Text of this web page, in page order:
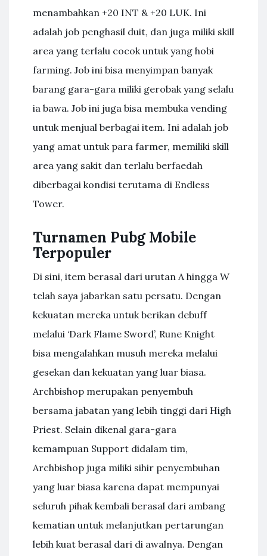
menambahkan +20 INT & +20 LUK. Ini
adalah job penghasil duit, dan juga miliki skill
area yang terlalu cocok untuk yang hobi
farming. Job ini bisa menyimpan banyak
barang gara-gara miliki gerobak yang selalu
ia bawa. Job ini juga bisa membuka vending
untuk menjual berbagai item. Ini adalah job
yang amat untuk para farmer, memiliki skill
area yang sakit dan terlalu berfaedah
diberbagai kondisi terutama di Endless
Tower.
Turnamen Pubg Mobile
Terpopuler
Di sini, item berasal dari urutan A hingga W
telah saya jabarkan satu persatu. Dengan
kekuatan mereka untuk berikan debuff
melalui ‘Dark Flame Sword’, Rune Knight
bisa mengalahkan musuh mereka melalui
gesekan dan kekuatan yang luar biasa.
Archbishop merupakan penyembuh
bersama jabatan yang lebih tinggi dari High
Priest. Selain dikenal gara-gara
kemampuan Support didalam tim,
Archbishop juga miliki sihir penyembuhan
yang luar biasa karena dapat mempunyai
seluruh pihak kembali berasal dari ambang
kematian untuk melanjutkan pertarungan
lebih kuat berasal dari di awalnya. Dengan